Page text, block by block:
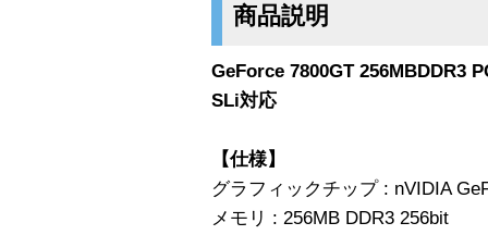
商品説明
GeForce 7800GT 256MBDDR3
SLi対応
【仕様】
グラフィックチップ : nVIDIA
メモリ : 256MB DDR3 256bit